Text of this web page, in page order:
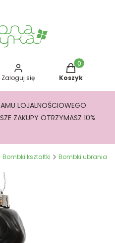
Zaloguj się
Produkty w
Koszyk
LOJALNOŚCIOWEGO
ZAKUPY OTRZYMASZ 10%
Bombki kształtki Bombki ubrania